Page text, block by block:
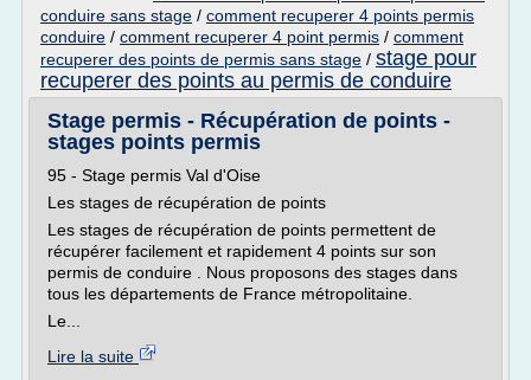
conduire sans stage / comment recuperer 4 points permis
conduire / comment recuperer 4 point permis / comment
recuperer des points de permis sans stage / stage pour
recuperer des points au permis de conduire
Stage permis - Récupération de points -
stages points permis
95 - Stage permis Val d'Oise
Les stages de récupération de points
Les stages de récupération de points permettent de
récupérer facilement et rapidement 4 points sur son
permis de conduire . Nous proposons des stages dans
tous les départements de France métropolitaine.
Le...
Lire la suite